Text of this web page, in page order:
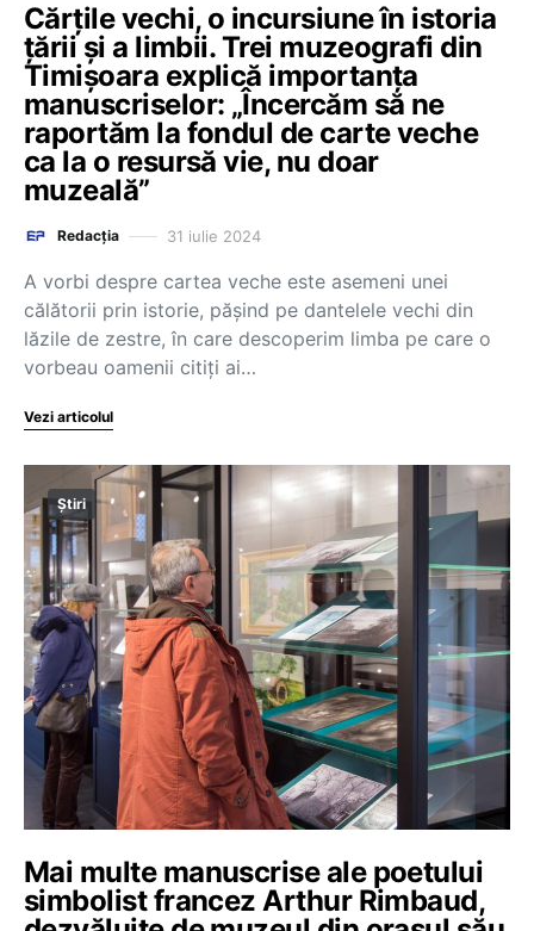
Cărțile vechi, o incursiune în istoria
țării și a limbii. Trei muzeografi din
Timișoara explică importanța
manuscriselor: „Încercăm să ne
raportăm la fondul de carte veche
ca la o resursă vie, nu doar
muzeală”
Redacția 31 iulie 2024
A vorbi despre cartea veche este asemeni unei
călătorii prin istorie, păşind pe dantelele vechi din
lăzile de zestre, în care descoperim limba pe care o
vorbeau oamenii citiţi ai…
Vezi articolul
Știri
Mai multe manuscrise ale poetului
simbolist francez Arthur Rimbaud,